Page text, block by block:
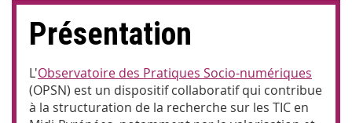
Présentation
L'Observatoire des Pratiques Socio-numériques
(OPSN) est un dispositif collaboratif qui contribue
à la structuration de la recherche sur les TIC en